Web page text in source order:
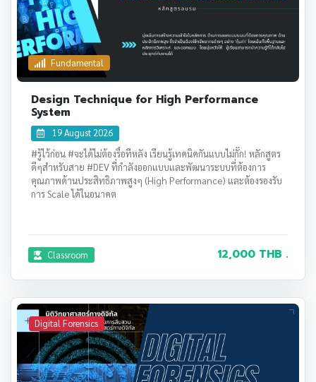
Fundamental
Design Technique for High Performance
System
19 August 2026
#รู้ไว้ก่อน #จะได้ไม่ต้องรื้อทีหลัง เรียนรู้เทคนิคกันแบบไม่กั๊ก! หลักสูตร
ดีๆสำหรับสาย #DEV ที่กำลังออกแบบและพัฒนาระบบที่ต้องการ
คุณภาพด้านประสิทธิภาพสูงๆ (High Performance) และต้องรองรับ
การ Scale ได้ในอนาคต
Classroom 12,000 THB .
Digital Forensics